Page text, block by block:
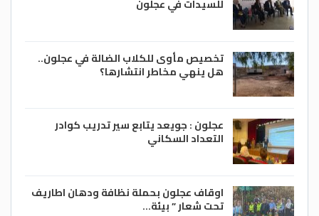
للسيدات في عجلون
تخصيص مأوى للكلاب الضالة في عجلون..
هل ينهي مخاطر انتشارها؟
عجلون : جويعد يتابع سير تدريب كوادر
التعداد السكاني
اوقاف عجلون بحملة نظافة ودهان اطاريف
تحت شعار ” بيئة…